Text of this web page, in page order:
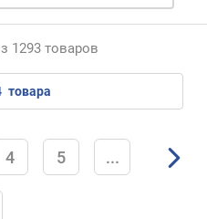
1293 товаров
товара
4 5 ...